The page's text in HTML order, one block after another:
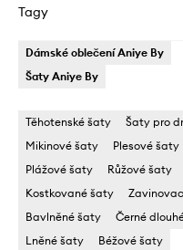
Tagy
Dámské oblečení Aniye By
Šaty Aniye By
Těhotenské šaty Šaty pro
Mikinové šaty
Plesové šaty
Plážové šaty
Růžové šaty
Kostkované šaty
Bavlněné šaty
Černé
Lněné šaty
Béžové šaty